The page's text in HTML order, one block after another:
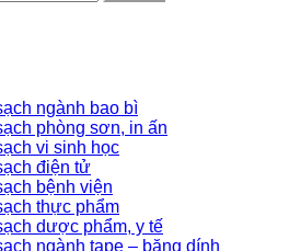
ngành bao bì
phòng sơn, in ấn
vi sinh học
điện tử
bệnh viện
thực phẩm
dược phẩm, y tế
ngành tape – băng dính